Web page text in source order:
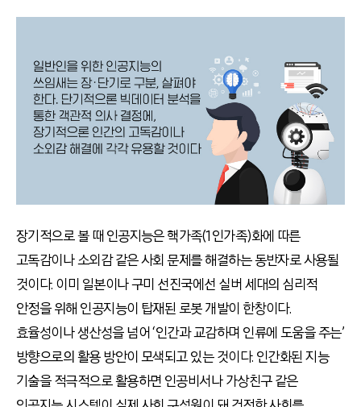
장기적으로 볼 때 인공지능은 핵가족(1인가족)화에 따른
고독감이나 소외감 같은 사회 문제를 해결하는 동반자로 사용될
것이다. 이미 일본이나 구미 선진국에선 실버 세대의 심리적
안정을 위해 인공지능이 탑재된 로봇 개발이 한창이다.
효율성이나 생산성을 넘어 ‘인간과 교감하며 인류에 도움을 주는’
방향으로의 활용 방안이 모색되고 있는 것이다. 인간화된 지능
기술을 적극적으로 활용하면 인공비서나 가상친구 같은